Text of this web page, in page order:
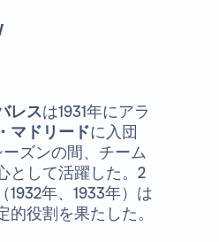
レスは1931年にアラ
マドリードに入団
ズンの間、チーム
として活躍した。2
1932年、1933年）は
的役割を果たした。